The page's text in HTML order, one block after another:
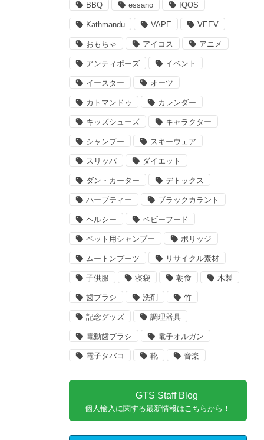
BBQ essano IQOS
Kathmandu VAPE VEEV
おもちゃ アイコス アニメ
アンティポーズ イベント
イースター オーツ
カトマンドゥ カレンダー
キッズシューズ キャラクター
シャンプー スキーウェア
スリッパ ダイエット
ダン・カーター デトックス
ハーブティー ブラックカラント
ヘルシー ベビーフード
ペット用シャンプー ポリッジ
ムートンブーツ リサイクル素材
子供服 寝袋 朝食 木製
歯ブラシ 洗剤 竹
記念グッズ 調理器具
電動歯ブラシ 電子オルガン
電子タバコ 靴 音楽
GTS Staff Blog
個人輸入に関する最新情報はこちらから！